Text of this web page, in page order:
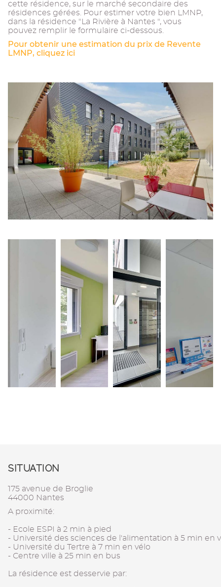
cette résidence, sur le marché secondaire des
résidences gérées. Pour estimer votre bien LMNP,
dans la résidence "La Rivière à Nantes ", vous
pouvez remplir le formulaire ci-dessous.
Pour obtenir une estimation du prix de Revente
LMNP, cliquez ici
SITUATION
175 avenue de Broglie
44000 Nantes
A proximité:
- Ecole ESPI à 2 min à pied
- Université des sciences de l'alimentation à 5 min en
- Université du Tertre à 7 min en vélo
- Centre ville à 25 min en bus
La résidence est desservie par: